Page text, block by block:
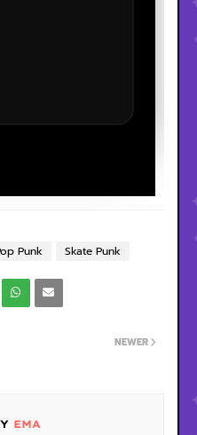
Punk Skate Punk
NEWER
EMA